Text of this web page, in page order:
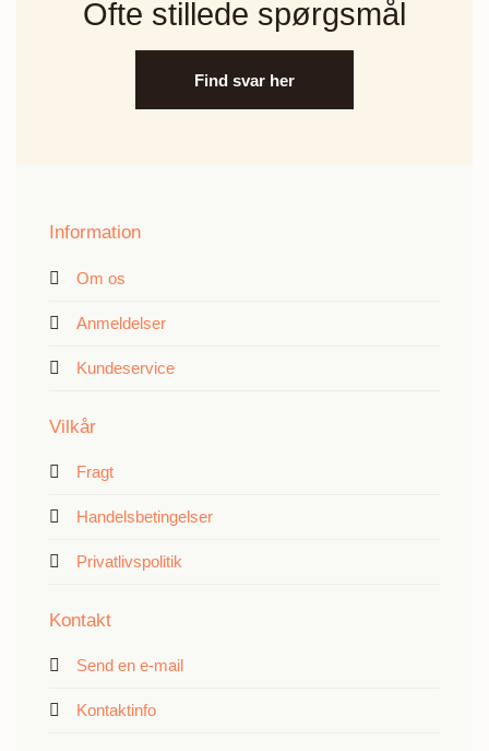
Ofte stillede spørgsmål
Find svar her
Information
Om os
Anmeldelser
Kundeservice
Vilkår
Fragt
Handelsbetingelser
Privatlivspolitik
Kontakt
Send en e-mail
Kontaktinfo